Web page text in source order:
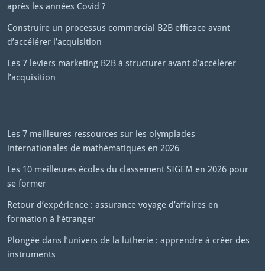
après les années Covid ?
Construire un processus commercial B2B efficace avant
d’accélérer l’acquisition
Les 7 leviers marketing B2B à structurer avant d’accélérer
l’acquisition
Les 7 meilleures ressources sur les olympiades
internationales de mathématiques en 2026
Les 10 meilleures écoles du classement SIGEM en 2026 pour
se former
Retour d’expérience : assurance voyage d’affaires en
formation à l’étranger
Plongée dans l’univers de la lutherie : apprendre à créer des
instruments